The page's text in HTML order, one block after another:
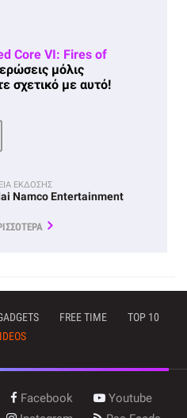
Core VI: Fires of
μόλις
σχετικό με αυτό!
ΕΚΔΟΣΗΣ
Namco Entertainment
FREE TIME
TOP 10
Facebook
Youtube